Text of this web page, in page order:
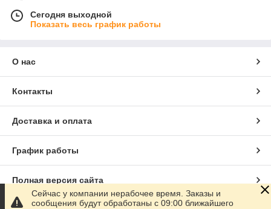
Сегодня выходной
Показать весь график работы
О нас
Контакты
Доставка и оплата
График работы
Полная версия сайта
Сейчас у компании нерабочее время. Заказы и
сообщения будут обработаны с 09:00 ближайшего